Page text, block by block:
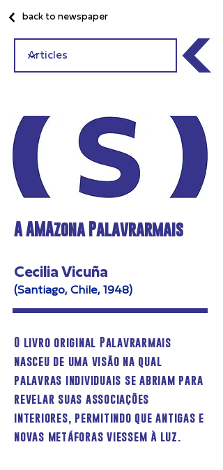
back to newspaper
A AMAzona Palavrarmais
Cecilia Vicuña
(Santiago, Chile, 1948)
O livro original Palavrarmais
nasceu de uma visão na qual
palavras individuais se abriam para
revelar suas associações
interiores, permitindo que antigas e
novas metáforas viessem à luz.